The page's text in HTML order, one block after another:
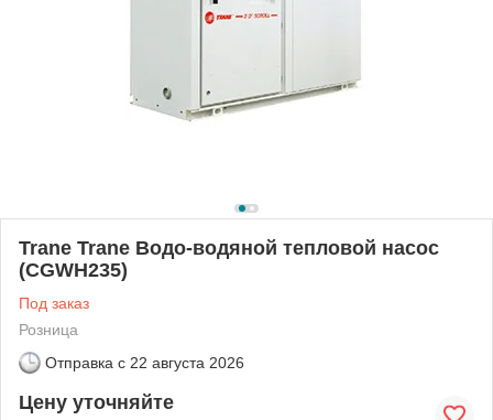
Trane Trane Водо-водяной тепловой насос
(CGWH235)
Под заказ
Розница
Отправка с 22 августа 2026
Цену уточняйте